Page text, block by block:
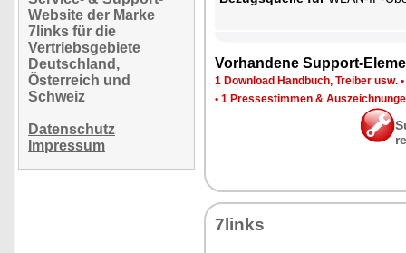
Website der Marke
7links für die
Vertriebsgebiete
Deutschland,
Österreich und
Schweiz
Datenschutz
Impressum
Vor­han­de­ne Sup­port-
1 Down­load Hand­buch, Trei­ber usw. •
• 1 Pres­se­stim­men &
7links